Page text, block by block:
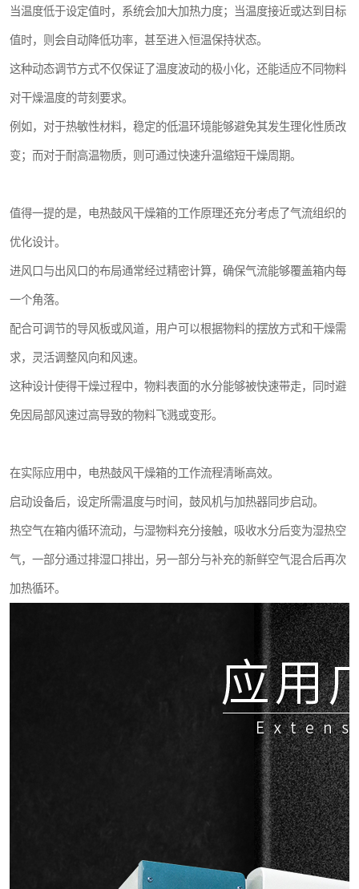
当温度低于设定值时，系统会加大加热力度；当温度接近或达到目标
值时，则会自动降低功率，甚至进入恒温保持状态。
这种动态调节方式不仅保证了温度波动的极小化，还能适应不同物料
对干燥温度的苛刻要求。
例如，对于热敏性材料，稳定的低温环境能够避免其发生理化性质改
变；而对于耐高温物质，则可通过快速升温缩短干燥周期。
值得一提的是，电热鼓风干燥箱的工作原理还充分考虑了气流组织的
优化设计。
进风口与出风口的布局通常经过精密计算，确保气流能够覆盖箱内每
一个角落。
配合可调节的导风板或风道，用户可以根据物料的摆放方式和干燥需
求，灵活调整风向和风速。
这种设计使得干燥过程中，物料表面的水分能够被快速带走，同时避
免因局部风速过高导致的物料飞溅或变形。
在实际应用中，电热鼓风干燥箱的工作流程清晰高效。
启动设备后，设定所需温度与时间，鼓风机与加热器同步启动。
热空气在箱内循环流动，与湿物料充分接触，吸收水分后变为湿热空
气，一部分通过排湿口排出，另一部分与补充的新鲜空气混合后再次
加热循环。